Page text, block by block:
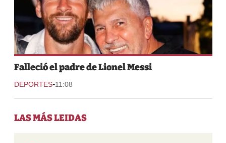
Falleció el padre de Lionel Messi
DEPORTES-11:08
LAS MÁS LEIDAS